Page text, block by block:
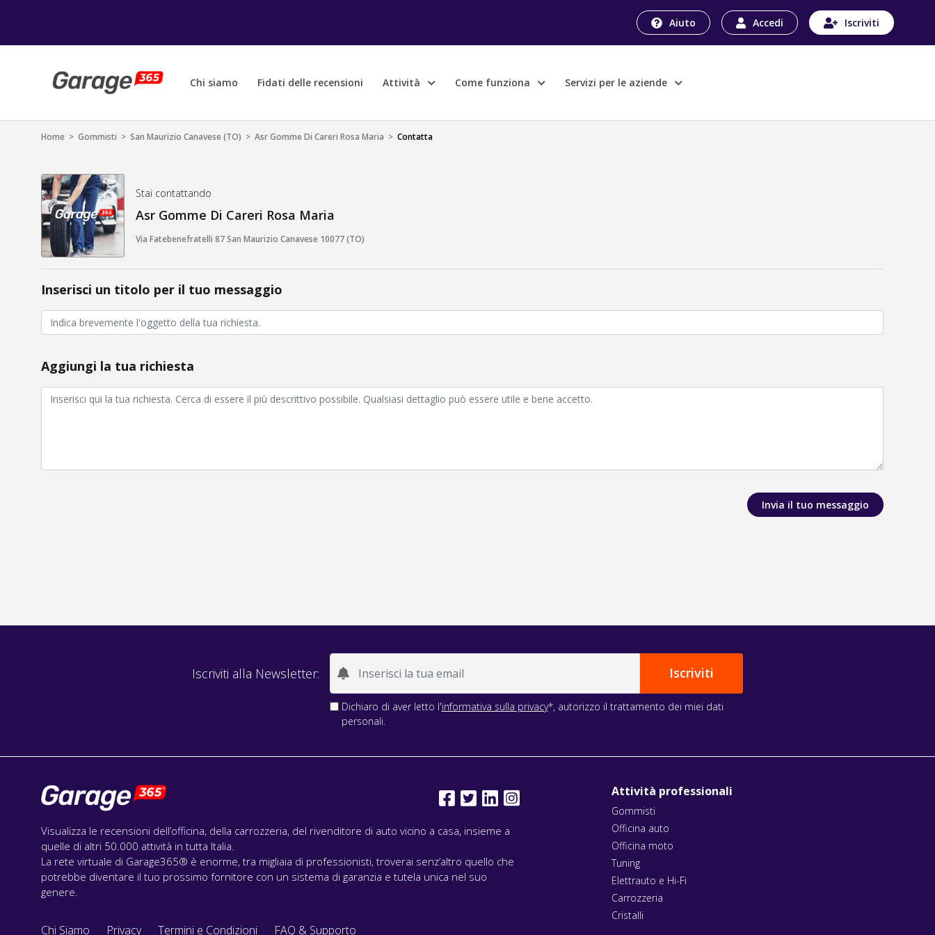
Aiuto Accedi Iscriviti
Chi siamo Fidati delle recensioni Attività Come funziona Servizi per le aziende
Home > Gommisti > San Maurizio Canavese (TO) > Asr Gomme Di Careri Rosa Maria > Contatta
Stai contattando
Asr Gomme Di Careri Rosa Maria
Via Fatebenefratelli 87 San Maurizio Canavese 10077 (TO)
Inserisci un titolo per il tuo messaggio
Aggiungi la tua richiesta
Invia il tuo messaggio
Iscriviti alla Newsletter:
Dichiaro di aver letto l'informativa sulla privacy*, autorizzo il trattamento dei miei dati
personali.
Visualizza le recensioni dell’officina, della carrozzeria, del rivenditore di auto vicino a casa, insieme a
quelle di altri 50.000 attività in tutta Italia.
La rete virtuale di Garage365® è enorme, tra migliaia di professionisti, troverai senz’altro quello che
potrebbe diventare il tuo prossimo fornitore con un sistema di garanzia e tutela unica nel suo
genere.
Chi Siamo Privacy Termini e Condizioni FAQ & Supporto
Attività professionali
Gommisti
Officina auto
Officina moto
Tuning
Elettrauto e Hi-Fi
Carrozzeria
Cristalli